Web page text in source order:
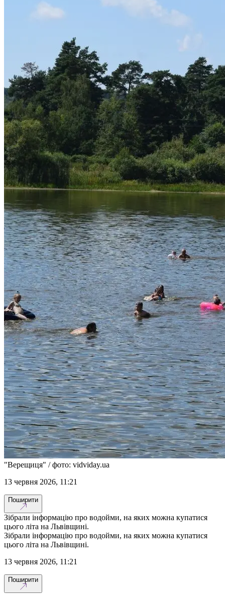
"Верещиця" / фото: vidviday.ua
13 червня 2026, 11:21
Поширити
Зібрали інформацію про водойми, на яких можна купатися
цього літа на Львівщині.
Зібрали інформацію про водойми, на яких можна купатися
цього літа на Львівщині.
13 червня 2026, 11:21
Поширити